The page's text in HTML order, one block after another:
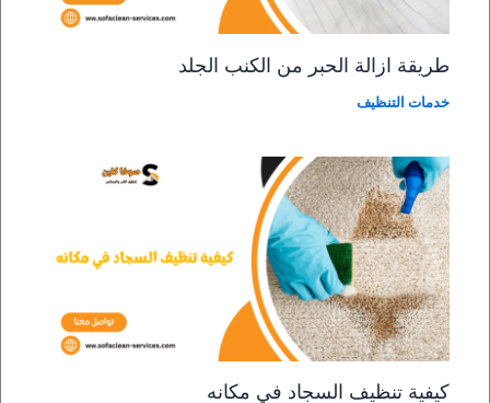
طريقة ازالة الحبر من الكنب الجلد
خدمات التنظيف
كيفية تنظيف السجاد في مكانه